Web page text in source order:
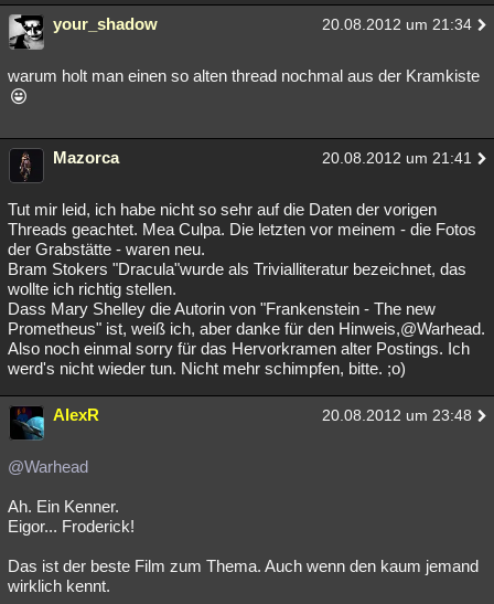
your_shadow 20.08.2012 um 21:34
warum holt man einen so alten thread nochmal aus der Kramkiste
Mazorca 20.08.2012 um 21:41
Tut mir leid, ich habe nicht so sehr auf die Daten der vorigen
Threads geachtet. Mea Culpa. Die letzten vor meinem - die Fotos
der Grabstätte - waren neu.
Bram Stokers "Dracula"wurde als Trivialliteratur bezeichnet, das
wollte ich richtig stellen.
Dass Mary Shelley die Autorin von "Frankenstein - The new
Prometheus" ist, weiß ich, aber danke für den Hinweis,@Warhead.
Also noch einmal sorry für das Hervorkramen alter Postings. Ich
werd's nicht wieder tun. Nicht mehr schimpfen, bitte. ;o)
AlexR 20.08.2012 um 23:48
@Warhead
Ah. Ein Kenner.
Eigor... Froderick!
Das ist der beste Film zum Thema. Auch wenn den kaum jemand
wirklich kennt.